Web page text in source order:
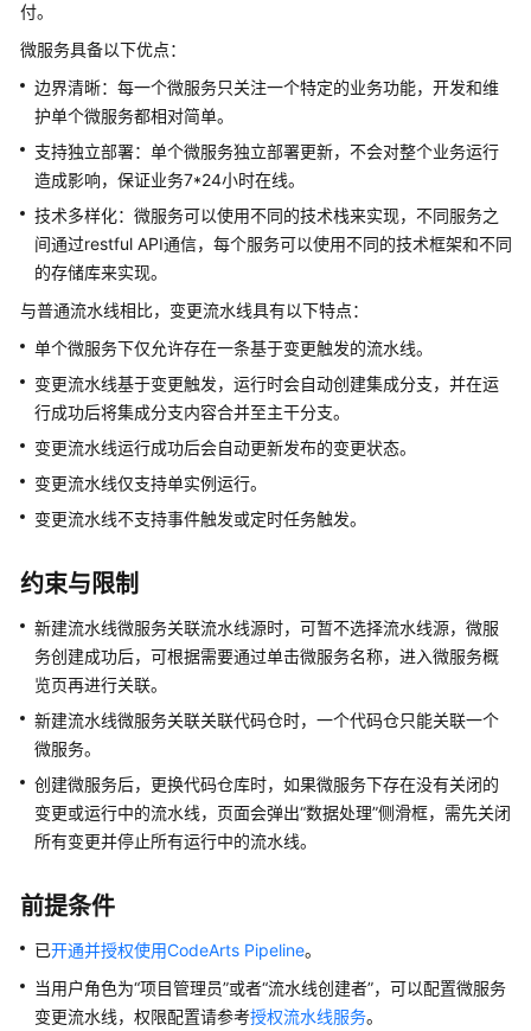
用
户
指
流
水
线
(CodeArts
使
用
流
程
开
通
并
使
CodeArts
Pipeline
访
问
Pipeline
首
页
新
流
水
线
付。
微服务具备以下优点：
边界清晰：每一个微服务只关注一个特定的业务功能，开发和维
护单个微服务都相对简单。
支持独立部署：单个微服务独立部署更新，不会对整个业务运行
造成影响，保证业务7*24小时在线。
技术多样化：微服务可以使用不同的技术栈来实现，不同服务之
间通过restful API通信，每个服务可以使用不同的技术框架和不同
的存储库来实现。
与普通流水线相比，变更流水线具有以下特点：
单个微服务下仅允许存在一条基于变更触发的流水线。
变更流水线基于变更触发，运行时会自动创建集成分支，并在运
行成功后将集成分支内容合并至主干分支。
变更流水线运行成功后会自动更新发布的变更状态。
变更流水线仅支持单实例运行。
变更流水线不支持事件触发或定时任务触发。
约束与限制
新建流水线微服务关联流水线源时，可暂不选择流水线源，微服
务创建成功后，可根据需要通过单击微服务名称，进入微服务概
览页再进行关联。
新建流水线微服务关联关联代码仓时，一个代码仓只能关联一个
微服务。
创建微服务后，更换代码仓库时，如果微服务下存在没有关闭的
变更或运行中的流水线，页面会弹出“数据处理”侧滑框，需先关闭
所有变更并停止所有运行中的流水线。
前提条件
已开通并授权使用CodeArts Pipeline。
当用户角色为“项目管理员”或者“流水线创建者”，可以配置微服务
变更流水线，权限配置请参考授权流水线服务。